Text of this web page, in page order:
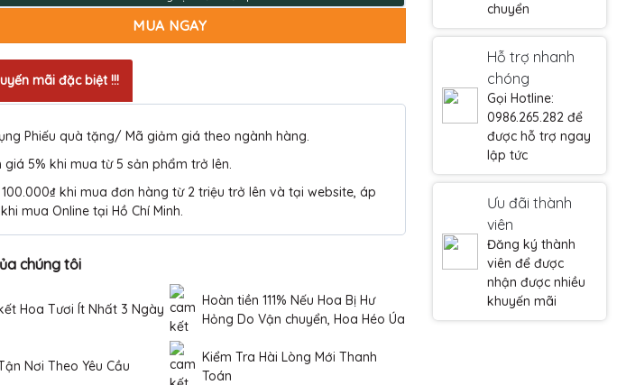
MUA NGAY
mãi đặc biệt !!!
Phiếu quà tặng/ Mã giảm giá theo ngành hàng.
giá 5% khi mua từ 5 sản phẩm trở lên.
khi mua đơn hàng từ 2 triệu trở lên và tại website, áp
mua Online tại Hồ Chí Minh.
chúng tôi
Hoa Tươi Ít Nhất 3 Ngày
Hoàn tiền 111% Nếu Hoa Bị Hư
Hỏng Do Vận chuyển, Hoa Héo Úa
Nơi Theo Yêu Cầu
Kiểm Tra Hài Lòng Mới Thanh
Toán
chuyển
Hỗ trợ nhanh
chóng
Gọi Hotline:
0986.265.282 để
được hỗ trợ ngay
lập tức
Ưu đãi thành
viên
Đăng ký thành
viên để được
nhận được nhiều
khuyến mãi